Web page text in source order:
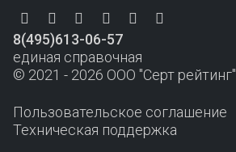
8(495)613-06-57
единая справочная
© 2021 - 2026 ООО "Серт рейтинг"
Пользовательское соглашение
Техническая поддержка